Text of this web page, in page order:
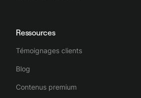
Ressources
Témoignages clients
Blog
Contenus premium